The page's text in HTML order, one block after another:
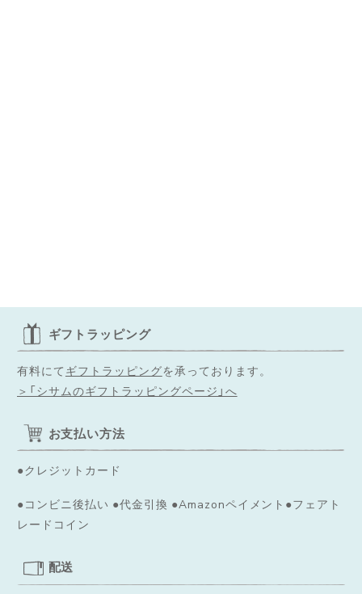
ギフトラッピング
有料にて ギフトラッピングを承っております。
＞「シサムのギフトラッピングページ」へ
お支払い方法
●クレジットカード
●コンビニ後払い ●代金引換 ●Amazonペイメント●フェアト
レードコイン
配送